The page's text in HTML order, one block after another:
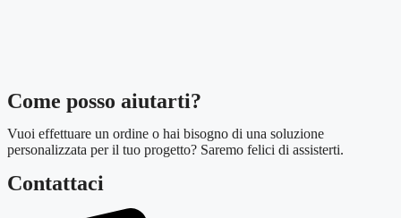
Come posso aiutarti?
Vuoi effettuare un ordine o hai bisogno di una soluzione
personalizzata per il tuo progetto? Saremo felici di assisterti.
Contattaci